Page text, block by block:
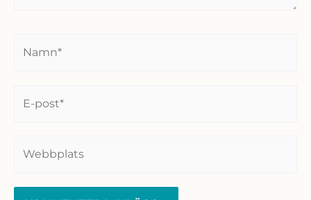
post*